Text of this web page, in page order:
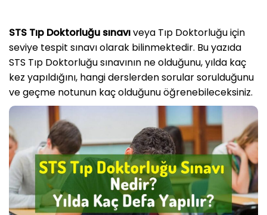
STS Tıp Doktorluğu sınavıveya Tıp Doktorluğu için
seviye tespit sınavı olarak bilinmektedir. Bu yazıda
STS Tıp Doktorluğu sınavının ne olduğunu, yılda kaç
kez yapıldığını, hangi derslerden sorular sorulduğunu
ve geçme notunun kaç olduğunu öğrenebileceksiniz.